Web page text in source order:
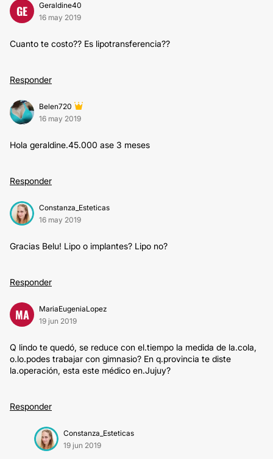
GE
Geraldine40
16 may 2019
Cuanto te costo?? Es lipotransferencia??
Responder
Belen720
16 may 2019
Hola geraldine.45.000 ase 3 meses
Responder
Constanza_Esteticas
16 may 2019
Gracias Belu! Lipo o implantes? Lipo no?
Responder
MA
MariaEugeniaLopez
19 jun 2019
Q lindo te quedó, se reduce con el.tiempo la medida de la.cola,
o.lo.podes trabajar con gimnasio? En q.provincia te diste
la.operación, esta este médico en.Jujuy?
Responder
Constanza_Esteticas
19 jun 2019